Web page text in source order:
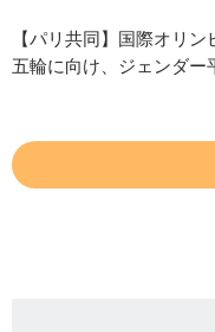
【パリ共同】国際オリ
五輪に向け、ジェンダ